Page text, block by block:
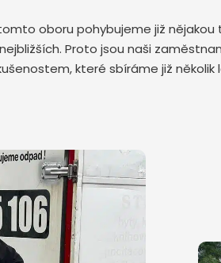
oboru pohybujeme již
Proto jsou naši
které sbíráme již